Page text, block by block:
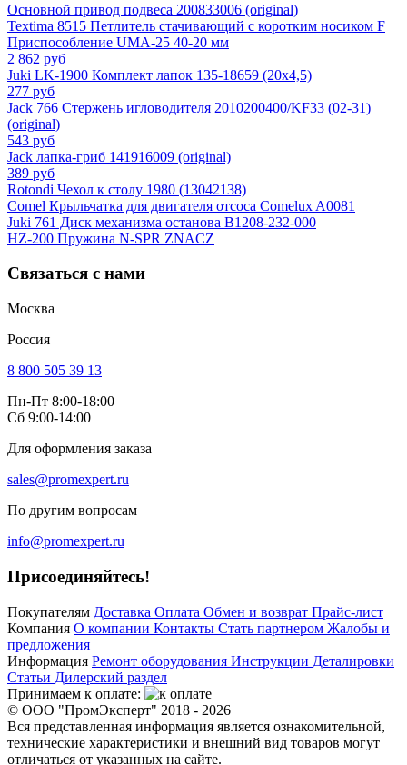
Основной привод подвеса 200833006 (original)
Textima 8515 Петлитель стачивающий с коротким носиком F
Приспособление UMA-25 40-20 мм
2 862 руб
Juki LK-1900 Комплект лапок 135-18659 (20х4,5)
277 руб
Jack 766 Стержень игловодителя 2010200400/KF33 (02-31)
(original)
543 руб
Jack лапка-гриб 141916009 (original)
389 руб
Rotondi Чехол к столу 1980 (13042138)
Comel Крыльчатка для двигателя отсоса Comelux A0081
Juki 761 Диск механизма останова B1208-232-000
HZ-200 Пружина N-SPR ZNACZ
Связаться с нами
Москва
Россия
8 800 505 39 13
Пн-Пт 8:00-18:00
Сб 9:00-14:00
Для оформления заказа
sales@promexpert.ru
По другим вопросам
info@promexpert.ru
Присоединяйтесь!
Покупателям Доставка Оплата Обмен и возврат Прайс-лист
Компания О компании Контакты Стать партнером Жалобы и
предложения
Информация Ремонт оборудования Инструкции Деталировки
Статьи Дилерский раздел
Принимаем к оплате:
© ООО "ПромЭксперт" 2018 - 2026
Вся представленная информация является ознакомительной,
технические характеристики и внешний вид товаров могут
отличаться от указанных на сайте.